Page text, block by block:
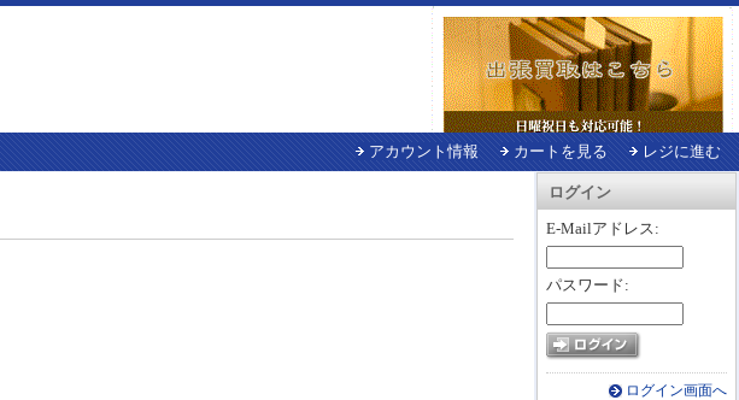
アカウント情報 カートを見る レジに進む
ログイン
E-Mailアドレス:
パスワード:
ログイン画面へ